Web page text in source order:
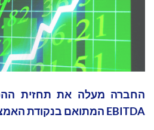
החברה מעלה את תחזית
EBITDA המתואם בנקודת האמצע של התחזית